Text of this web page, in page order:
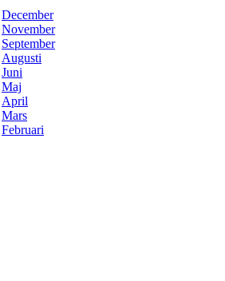
December
November
September
Augusti
Juni
Maj
April
Mars
Februari